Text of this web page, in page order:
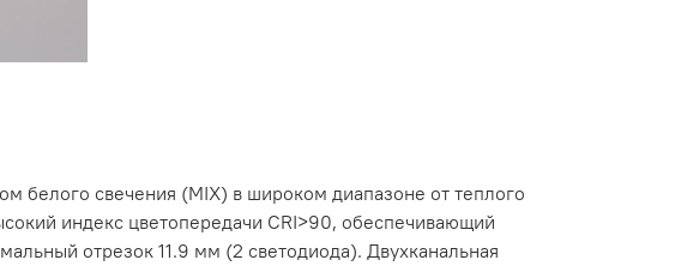
белого свечения (MIX) в широком диапазоне от теплого
индекс цветопередачи CRI>90, обеспечивающий
отрезок 11.9 мм (2 светодиода). Двухканальная